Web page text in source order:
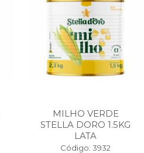
MILHO VERDE
STELLA DORO 1.5KG
LATA
Código: 3932